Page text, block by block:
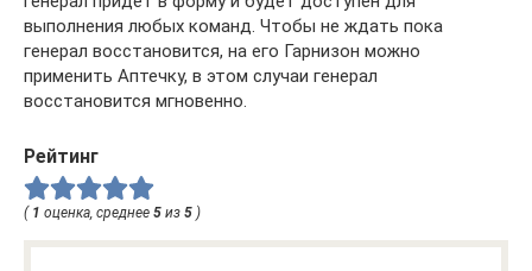
выполнения любых команд. Чтобы не ждать пока
генерал восстановится, на его Гарнизон можно
применить Аптечку, в этом случаи генерал
восстановится мгновенно.
Рейтинг
( 1 оценка, среднее 5 из 5 )